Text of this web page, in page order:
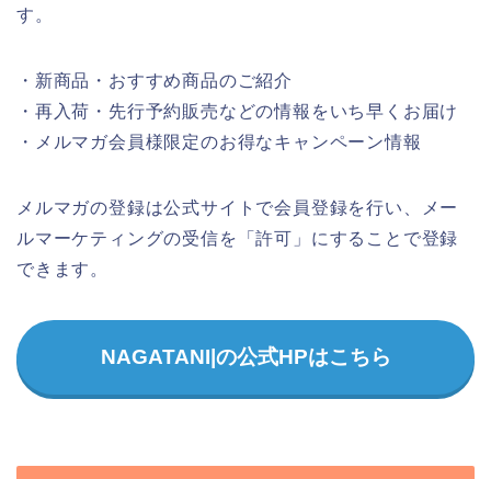
す。
・新商品・おすすめ商品のご紹介
・再入荷・先行予約販売などの情報をいち早くお届け
・メルマガ会員様限定のお得なキャンペーン情報
メルマガの登録は公式サイトで会員登録を行い、メー
ルマーケティングの受信を「許可」にすることで登録
できます。
NAGATANI|の公式HPはこちら